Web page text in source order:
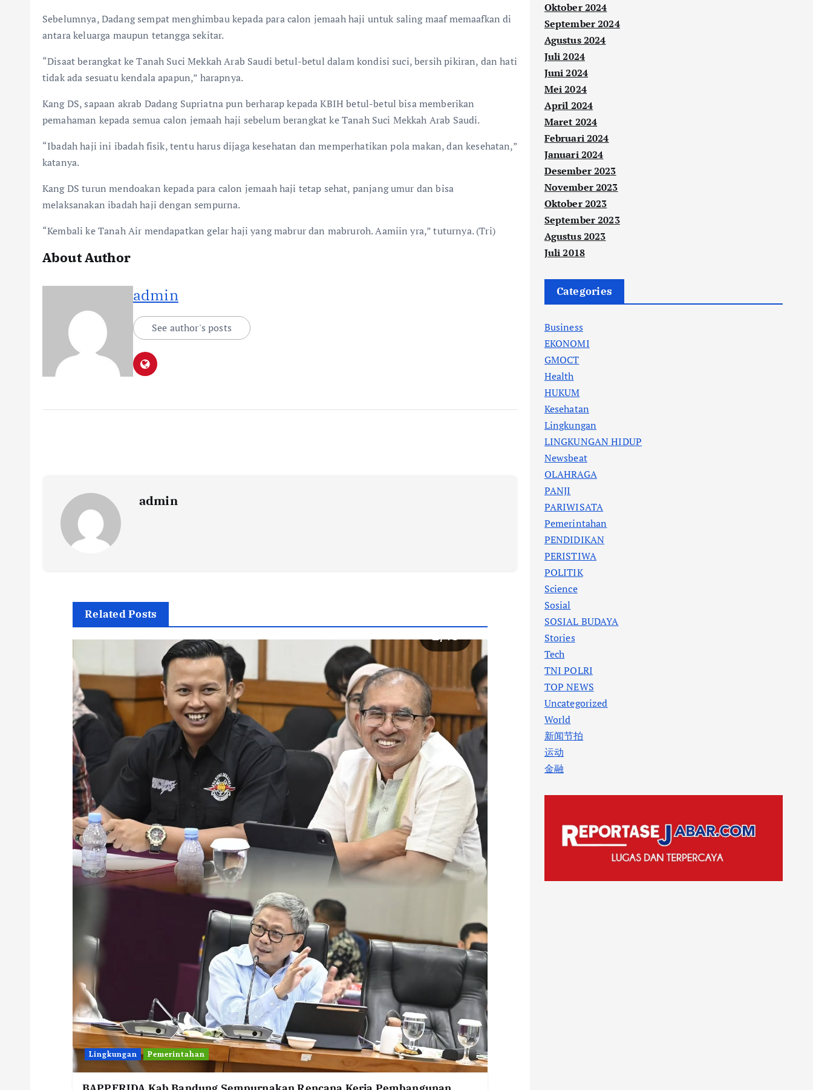
Sebelumnya, Dadang sempat menghimbau kepada para calon jemaah haji untuk saling maaf memaafkan di
antara keluarga maupun tetangga sekitar.
“Disaat berangkat ke Tanah Suci Mekkah Arab Saudi betul-betul dalam kondisi suci, bersih pikiran, dan hati
tidak ada sesuatu kendala apapun,” harapnya.
Kang DS, sapaan akrab Dadang Supriatna pun berharap kepada KBIH betul-betul bisa memberikan
pemahaman kepada semua calon jemaah haji sebelum berangkat ke Tanah Suci Mekkah Arab Saudi.
“Ibadah haji ini ibadah fisik, tentu harus dijaga kesehatan dan memperhatikan pola makan, dan kesehatan,”
katanya.
Kang DS turun mendoakan kepada para calon jemaah haji tetap sehat, panjang umur dan bisa
melaksanakan ibadah haji dengan sempurna.
“Kembali ke Tanah Air mendapatkan gelar haji yang mabrur dan mabruroh. Aamiin yra,” tuturnya. (Tri)
About Author
admin
See author's posts
admin
Related Posts
Lingkungan Pemerintahan
Oktober 2024
September 2024
Agustus 2024
Juli 2024
Juni 2024
Mei 2024
April 2024
Maret 2024
Februari 2024
Januari 2024
Desember 2023
November 2023
Oktober 2023
September 2023
Agustus 2023
Juli 2018
Categories
Business
EKONOMI
GMOCT
Health
HUKUM
Kesehatan
Lingkungan
LINGKUNGAN HIDUP
Newsbeat
OLAHRAGA
PANJI
PARIWISATA
Pemerintahan
PENDIDIKAN
PERISTIWA
POLITIK
Science
Sosial
SOSIAL BUDAYA
Stories
Tech
TNI POLRI
TOP NEWS
Uncategorized
World
新闻节拍
运动
金融